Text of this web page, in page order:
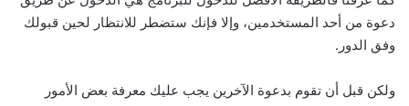
دعوة من أحد المستخدمين، وإلا فإنك ستضطر للانتظار لحين قبولك
وفق الدور.
ولكن قبل أن تقوم بدعوة الآخرين يجب عليك معرفة بعض الأمور